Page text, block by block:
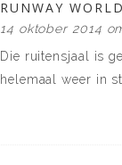
RUNWAY WORLD
14 oktober 2014
Die ruitensjaal is
helemaal weer in